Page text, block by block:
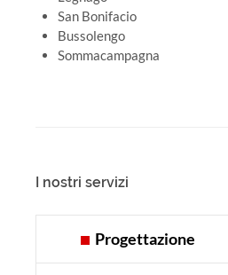
San Bonifacio
Bussolengo
Sommacampagna
I nostri servizi
Progettazione